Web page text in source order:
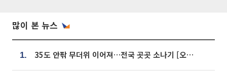
많이 본 뉴스
1. 35도 안팎 무더위 이어져…전국 곳곳 소나기 [오늘 날씨]